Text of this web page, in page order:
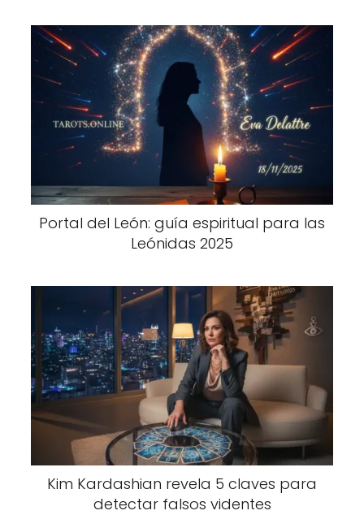
Portal del León: guía espiritual para las
Leónidas 2025
Kim Kardashian revela 5 claves para
detectar falsos videntes